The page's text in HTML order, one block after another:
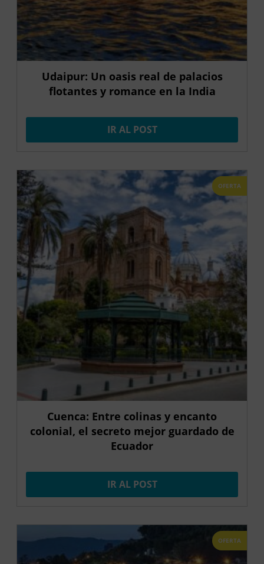
Udaipur: Un oasis real de palacios
flotantes y romance en la India
IR AL POST
OFERTA
Cuenca: Entre colinas y encanto
colonial, el secreto mejor guardado de
Ecuador
IR AL POST
OFERTA